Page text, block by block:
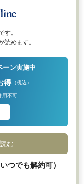
す。
読めます。
ーン実施中
得 （税込）
用不可
む
つでも解約可）